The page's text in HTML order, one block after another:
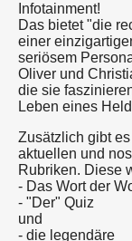
Infotainment!
Das bietet "die
einer
seriösem
Oliver und
die sie
Leben eines
Zusätzlich gibt
aktuellen und
Rubriken. Diese
- Das Wort der
- "Der" Quiz
und
- die legendäre